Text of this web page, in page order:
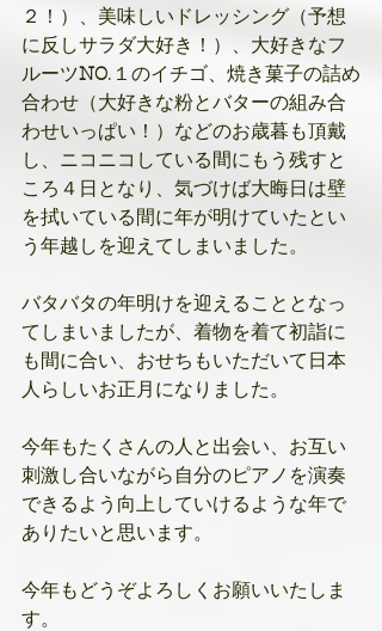
２！）、美味しいドレッシング（予想
に反しサラダ大好き！）、大好きなフ
ルーツNO.１のイチゴ、焼き菓子の詰め
合わせ（大好きな粉とバターの組み合
わせいっぱい！）などのお歳暮も頂戴
し、ニコニコしている間にもう残すと
ころ４日となり、気づけば大晦日は壁
を拭いている間に年が明けていたとい
う年越しを迎えてしまいました。
バタバタの年明けを迎えることとなっ
てしまいましたが、着物を着て初詣に
も間に合い、おせちもいただいて日本
人らしいお正月になりました。
今年もたくさんの人と出会い、お互い
刺激し合いながら自分のピアノを演奏
できるよう向上していけるような年で
ありたいと思います。
今年もどうぞよろしくお願いいたしま
す。